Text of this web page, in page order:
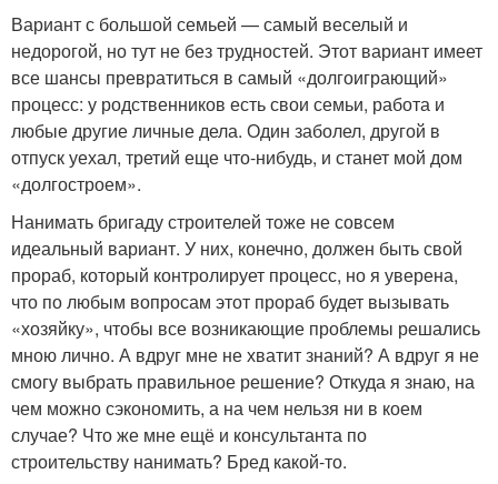
Вариант с большой семьей — самый веселый и
недорогой, но тут не без трудностей. Этот вариант имеет
все шансы превратиться в самый «долгоиграющий»
процесс: у родственников есть свои семьи, работа и
любые другие личные дела. Один заболел, другой в
отпуск уехал, третий еще что-нибудь, и станет мой дом
«долгостроем».
Нанимать бригаду строителей тоже не совсем
идеальный вариант. У них, конечно, должен быть свой
прораб, который контролирует процесс, но я уверена,
что по любым вопросам этот прораб будет вызывать
«хозяйку», чтобы все возникающие проблемы решались
мною лично. А вдруг мне не хватит знаний? А вдруг я не
смогу выбрать правильное решение? Откуда я знаю, на
чем можно сэкономить, а на чем нельзя ни в коем
случае? Что же мне ещё и консультанта по
строительству нанимать? Бред какой-то.